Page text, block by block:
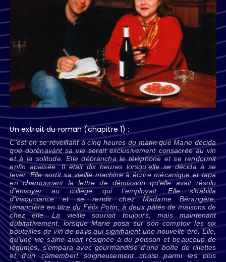
Un extrait du roman (chapitre 1) :
C’est en se réveillant à cinq heures du matin que Marie décida
que dorénavant sa vie serait exclusivement consacrée au vin
et à la solitude. Elle débrancha le téléphone et se rendormit
enfin apaisée. Il était dix heures lorsqu’elle se décida à se
lever. Elle sortit sa vieille machine à écrire mécanique et tapa
en chantonnant la lettre de démission qu’elle avait résolu
d’envoyer au collège qui l’employait. Elle s’habilla
d’insouciance et se rendit chez Madame Bérangère,
tenancière en titre du Félix Potin, à deux pâtés de maisons de
chez elle. La vieille souriait toujours, mais maintenant
dubitativement, lorsque Marie posa sur son comptoir les six
bouteilles de vin de pays qui signifiaient une nouvelle ère. Elle,
qu’une vie saine avait résignée à du poisson et beaucoup de
légumes, s’empara avec gourmandise d’une boîte de rillettes
et d’un camembert soigneusement choisi parmi les plus